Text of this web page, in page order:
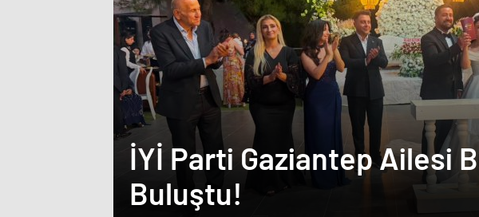
İYİ Parti Gaziantep Ailesi
Buluştu!